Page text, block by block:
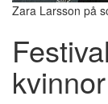
Zara Larsson på